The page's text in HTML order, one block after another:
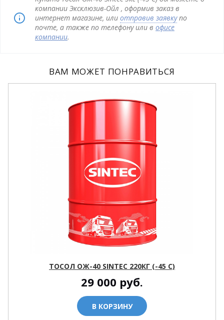
компании Эксклюзив-Ойл , оформив заказ в
интернет магазине, или отправив заявкупо
почте, а также по телефону или в офисе
компании.
ВАМ МОЖЕТ ПОНРАВИТЬСЯ
ТОСОЛ ОЖ-40 SINTEC 220КГ (-45 С)
29 000 руб.
В КОРЗИНУ